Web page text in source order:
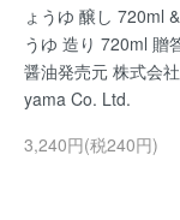
ょうゆ 醸し 720ml
うゆ 造り 720ml 贈
醤油発売元 株式会
yama Co. Ltd.
3,240円(税240円)